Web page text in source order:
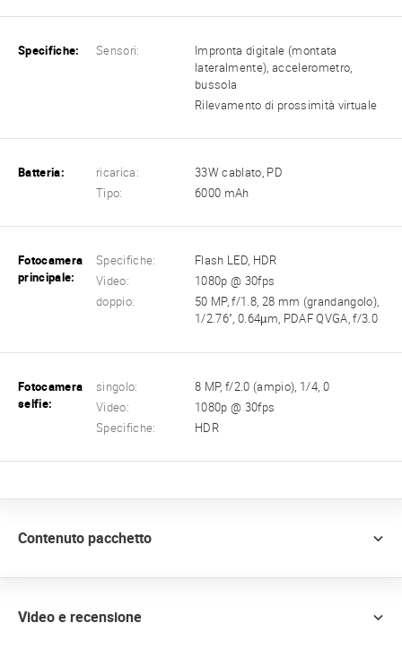
Specifiche: Sensori:
Impronta digitale (montata
lateralmente), accelerometro,
bussola
Rilevamento di prossimità virtuale
Batteria: ricarica:
33W cablato, PD
Tipo:
6000 mAh
Fotocamera
principale:
Specifiche:
Flash LED, HDR
Video:
1080p @ 30fps
doppio:
50 MP, f/1.8, 28 mm (grandangolo),
1/2.76", 0.64µm, PDAF QVGA, f/3.0
Fotocamera
selfie:
singolo:
8 MP, f/2.0 (ampio), 1/4, 0
Video:
1080p @ 30fps
Specifiche:
HDR
Contenuto pacchetto
Video e recensione